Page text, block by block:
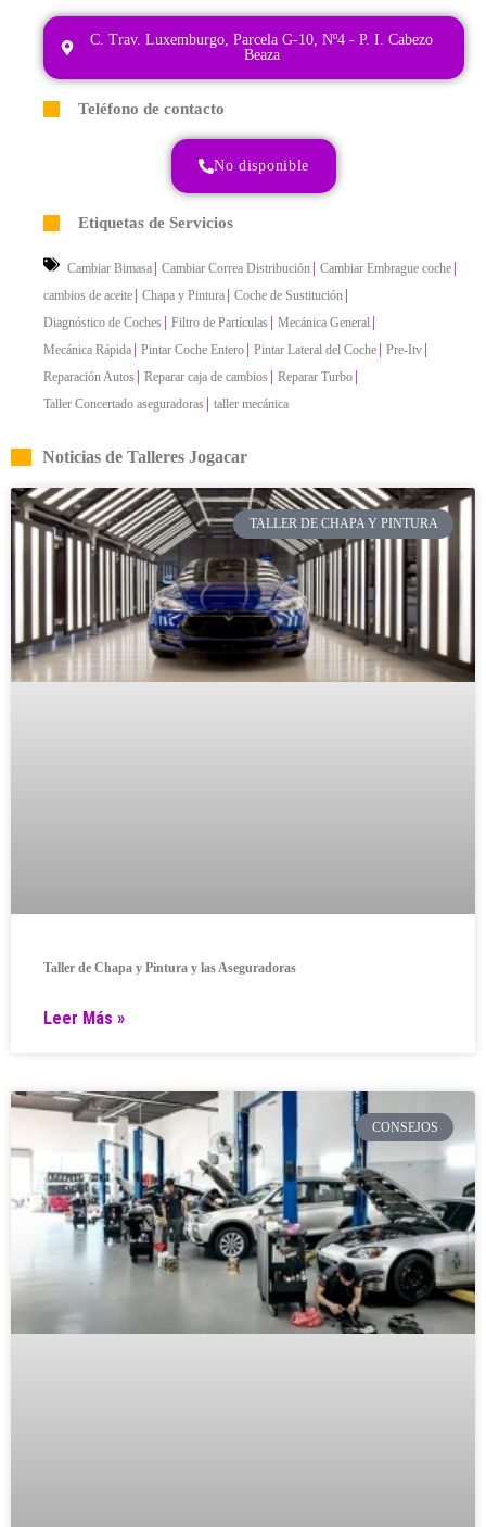
C. Trav. Luxemburgo, Parcela G-10, Nº4 - P. I. Cabezo
Beaza
Teléfono de contacto
No disponible
Etiquetas de Servicios
Cambiar Bimasa Cambiar Correa Distribución Cambiar Embrague coche
cambios de aceite Chapa y Pintura Coche de Sustitución
Diagnóstico de Coches Filtro de Partículas Mecánica General
Mecánica Rápida Pintar Coche Entero Pintar Lateral del Coche Pre-Itv
Reparación Autos Reparar caja de cambios Reparar Turbo
Taller Concertado aseguradoras taller mecánica
Noticias de Talleres Jogacar
TALLER DE CHAPA Y PINTURA
Taller de Chapa y Pintura y las Aseguradoras
Leer Más »
CONSEJOS